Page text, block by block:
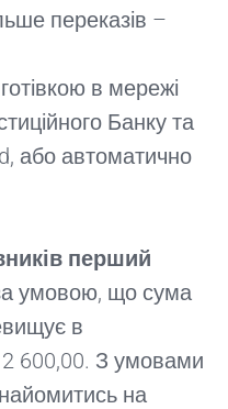
переказів –
в мережі
Банку та
або автоматично
перший
умовою, що сума
в
2 600,00. З умовами
на